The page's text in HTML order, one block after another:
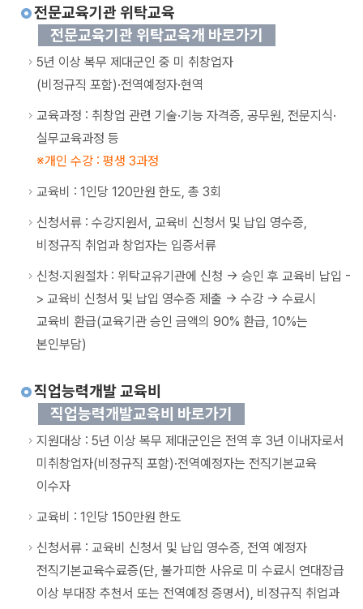
전문교육기관 위탁교육
전문교육기관 위탁교육개 바로가기
5년 이상 복무 제대군인 중 미 취창업자
(비정규직 포함)·전역예정자·현역
교육과정 : 취창업 관련 기술·기능 자격증, 공무원, 전문지식·
실무교육과정 등
개인 수강 : 평생 3과정
교육비 : 1인당 120만원 한도, 총 3회
신청서류 : 수강지원서, 교육비 신청서 및 납입 영수증,
비정규직 취업과 창업자는 입증서류
신청·지원절차 : 위탁교유기관에 신청 -> 승인 후 교육비 납입 -
> 교육비 신청서 및 납입 영수증 제출 -> 수강 -> 수료시
교육비 환급(교육기관 승인 금액의 90% 환급, 10%는
본인부담)
직업능력개발 교육비
직업능력개발교육비 바로가기
지원대상 : 5년 이상 복무 제대군인은 전역 후 3년 이내자로서
미취창업자(비정규직 포함)·전역예정자는 전직기본교육
이수자
교육비 : 1인당 150만원 한도
신청서류 : 교육비 신청서 및 납입 영수증, 전역 예정자
전직기본교육수료증(단, 불가피한 사유로 미 수료시 연대장급
이상 부대장 추천서 또는 전역예정 증명서), 비정규직 취업과